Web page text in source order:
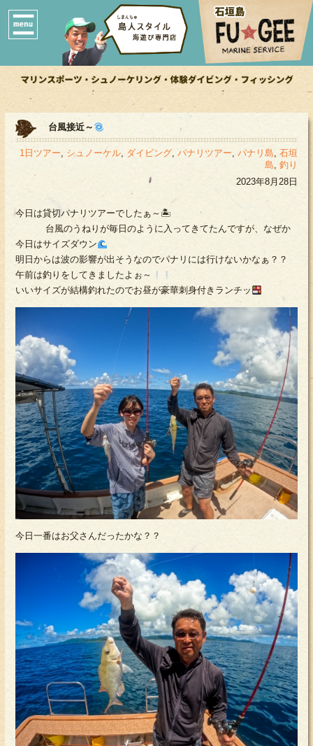
台風接近～
1日ツアー, シュノーケル, ダイビング, パナリツアー, パナリ島, 石垣
島, 釣り
2023年8月28日
今日は貸切パナリツアーでしたぁ～🏝
台風のうねりが毎日のように入ってきてたんですが、なぜか
今日はサイズダウン
明日からは波の影響が出そうなのでパナリには行けないかなぁ？？
午前は釣りをしてきましたよぉ～
いいサイズが結構釣れたのでお昼が豪華刺身付きランチッ
今日一番はお父さんだったかな？？